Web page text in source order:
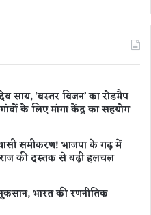
साय, ‘बस्तर विजन’ का रोडमैप
के लिए मांगा केंद्र का सहयोग
समीकरण! भाजपा के गढ़ में
की दस्तक से बढ़ी हलचल
भारत की रणनीतिक